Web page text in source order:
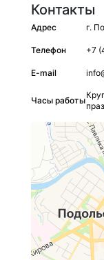
Контакты
Адрес г.
Телефон +7
E-mail
Часы работы